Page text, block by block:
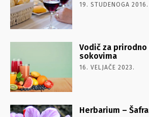
19. STUDENOGA 2016.
Vodič za
sokovima
16. VELJAČE 2023.
Herbarium –